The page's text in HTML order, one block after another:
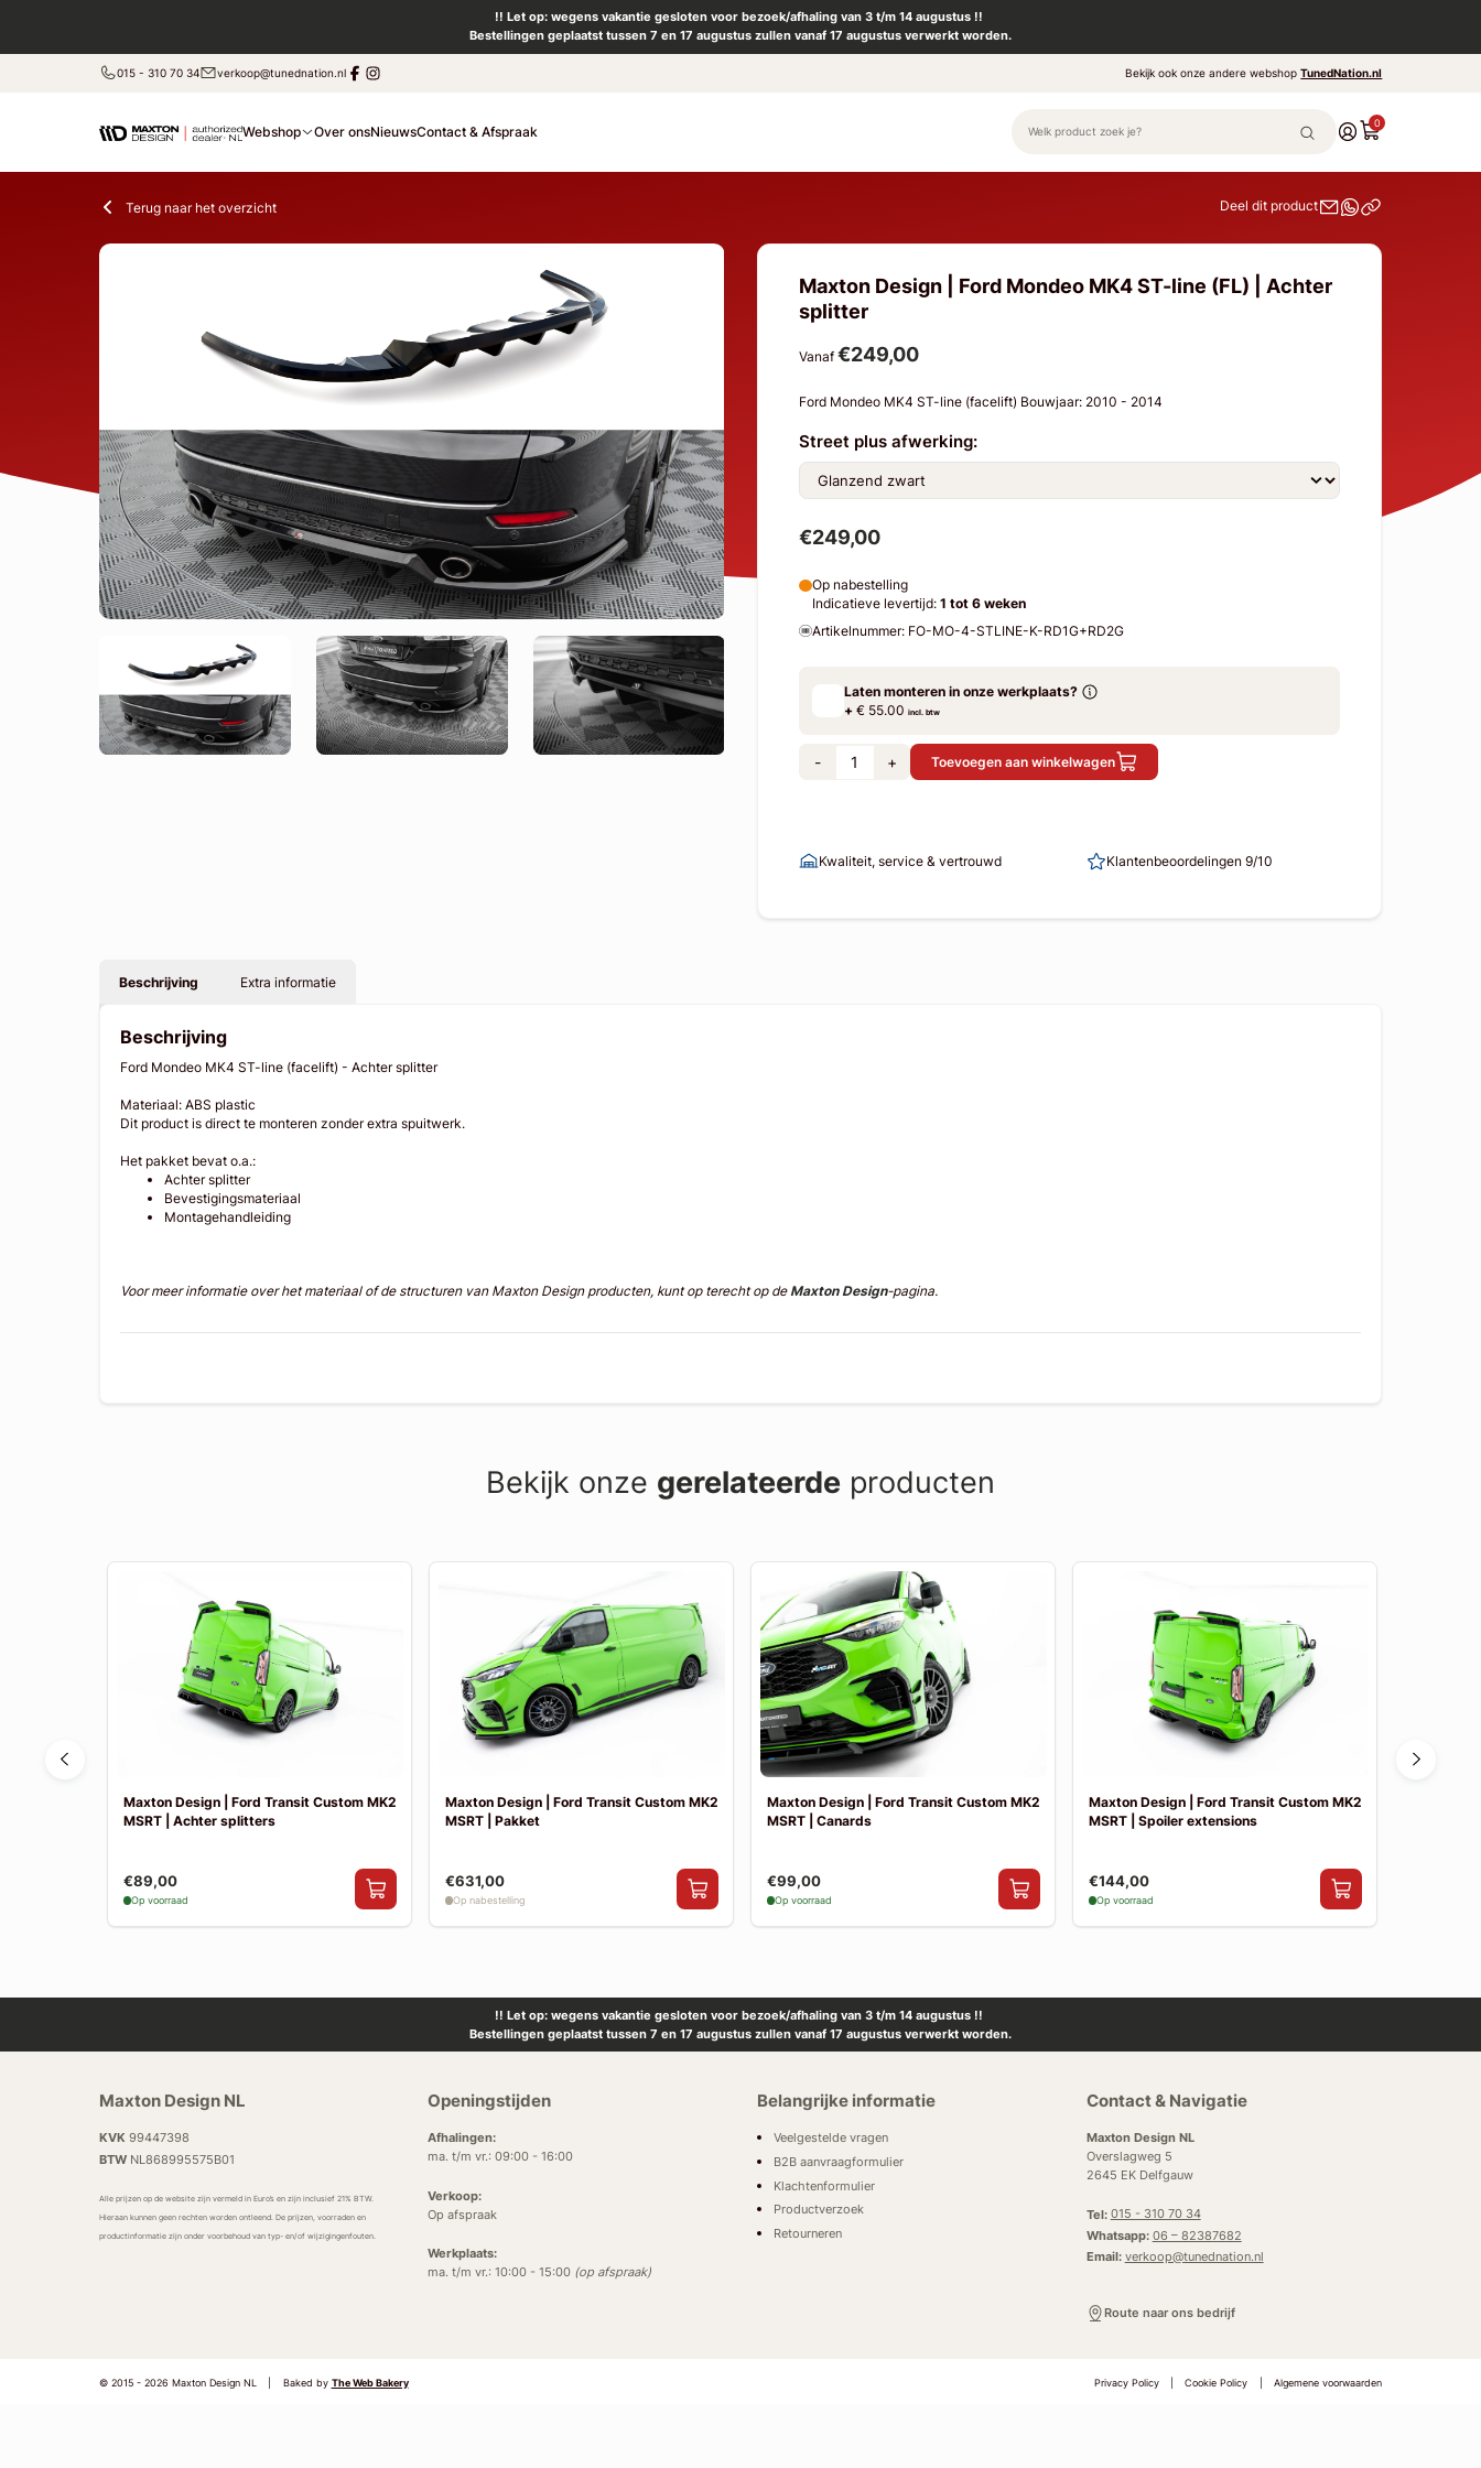
!! Let op: wegens vakantie gesloten voor bezoek/afhaling van 3 t/m 14 augustus !!
Bestellingen geplaatst tussen 7 en 17 augustus zullen vanaf 17 augustus verwerkt worden.
015 - 310 70 34 verkoop@tunednation.nl Bekijk ook onze andere webshopTunedNation.nl
Webshop Over onsNieuwsContact & Afspraak
0
Terug naar het overzicht Deel dit product
Maxton Design | Ford Mondeo MK4 ST-line (FL) | Achter
splitter
Vanaf €249,00
Ford Mondeo MK4 ST-line (facelift) Bouwjaar: 2010 - 2014
Street plus afwerking:
€249,00
Op nabestelling
Indicatieve levertijd: 1 tot 6 weken
Artikelnummer: FO-MO-4-STLINE-K-RD1G+RD2G
Laten monteren in onze werkplaats?
+€ 55.00 incl. btw
- + Toevoegen aan winkelwagen
Kwaliteit, service & vertrouwd Klantenbeoordelingen 9/10
Beschrijving Extra informatie
Beschrijving
Ford Mondeo MK4 ST-line (facelift) - Achter splitter
Materiaal: ABS plastic
Dit product is direct te monteren zonder extra spuitwerk.
Het pakket bevat o.a.:
Achter splitter
Bevestigingsmateriaal
Montagehandleiding
Voor meer informatie over het materiaal of de structuren van Maxton Design producten, kunt op terecht op deMaxton Design-pagina.
Bekijk onze gerelateerde producten
Maxton Design | Ford Transit Custom MK2
MSRT | Achter splitters
€89,00
Op voorraad
Maxton Design | Ford Transit Custom MK2
MSRT | Pakket
€631,00
Op nabestelling
Maxton Design | Ford Transit Custom MK2
MSRT | Canards
€99,00
Op voorraad
Maxton Design | Ford Transit Custom MK2
MSRT | Spoiler extensions
€144,00
Op voorraad
!! Let op: wegens vakantie gesloten voor bezoek/afhaling van 3 t/m 14 augustus !!
Bestellingen geplaatst tussen 7 en 17 augustus zullen vanaf 17 augustus verwerkt worden.
Maxton Design NL
KVK 99447398
BTWNL868995575B01
Alle prijzen op de website zijn vermeld in Euro’s en zijn inclusief 21% BTW.
Hieraan kunnen geen rechten worden ontleend. De prijzen, voorraden en
productinformatie zijn onder voorbehoud van typ- en/of wijzigingenfouten.
Openingstijden
Afhalingen:
ma. t/m vr.: 09:00 - 16:00
Verkoop:
Op afspraak
Werkplaats:
ma. t/m vr.: 10:00 - 15:00 (op afspraak)
Belangrijke informatie
Veelgestelde vragen
B2B aanvraagformulier
Klachtenformulier
Productverzoek
Retourneren
Contact & Navigatie
Maxton Design NL
Overslagweg 5
2645 EK Delfgauw
Tel: 015 - 310 70 34
Whatsapp: 06 – 82387682
Email: verkoop@tunednation.nl
Route naar ons bedrijf
© 2015 - 2026 Maxton Design NL Baked by The Web Bakery Privacy Policy Cookie Policy Algemene voorwaarden